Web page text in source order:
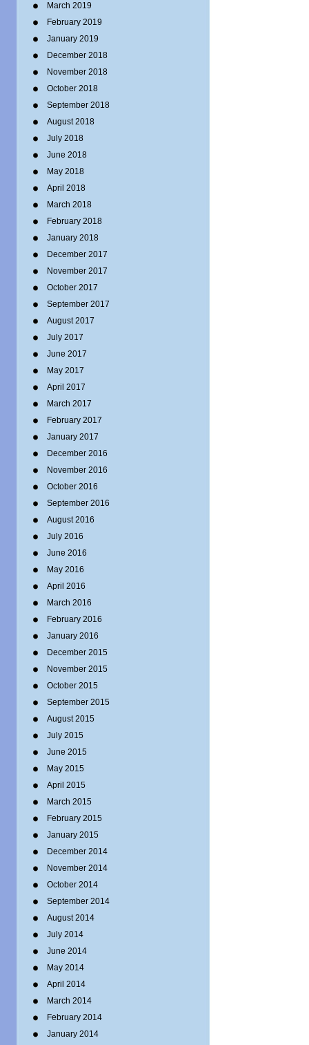
March 2019
February 2019
January 2019
December 2018
November 2018
October 2018
September 2018
August 2018
July 2018
June 2018
May 2018
April 2018
March 2018
February 2018
January 2018
December 2017
November 2017
October 2017
September 2017
August 2017
July 2017
June 2017
May 2017
April 2017
March 2017
February 2017
January 2017
December 2016
November 2016
October 2016
September 2016
August 2016
July 2016
June 2016
May 2016
April 2016
March 2016
February 2016
January 2016
December 2015
November 2015
October 2015
September 2015
August 2015
July 2015
June 2015
May 2015
April 2015
March 2015
February 2015
January 2015
December 2014
November 2014
October 2014
September 2014
August 2014
July 2014
June 2014
May 2014
April 2014
March 2014
February 2014
January 2014